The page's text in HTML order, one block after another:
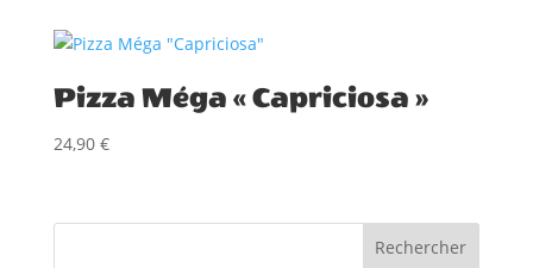
Pizza Méga « Capriciosa »
24,90 €
Rechercher